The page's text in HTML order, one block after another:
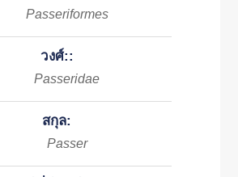
Passeriformes
วงศ์::
Passeridae
สกุล:
Passer